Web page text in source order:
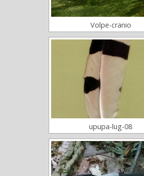
Volpe-cranio
upupa-lug-08